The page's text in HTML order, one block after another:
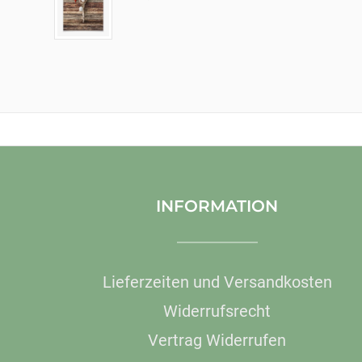
INFORMATION
Lieferzeiten und Versandkosten
Widerrufsrecht
Vertrag Widerrufen